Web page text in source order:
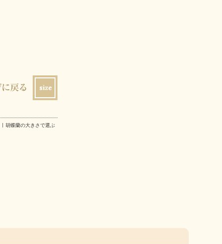
胡蝶蘭の大きさで選ぶ